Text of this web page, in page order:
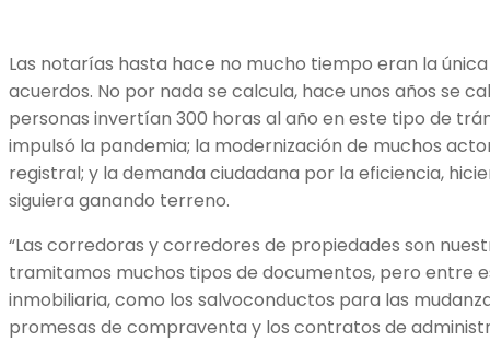
Las notarías hasta hace no mucho tiempo eran la
acuerdos. No por nada se calcula, hace unos años se
personas invertían 300 horas al año en este tipo de
impulsó la pandemia; la modernización de muchos
registral; y la demanda ciudadana por la eficiencia,
siguiera ganando terreno.
“Las corredoras y corredores de propiedades son
tramitamos muchos tipos de documentos, pero entre
inmobiliaria, como los salvoconductos para las
promesas de compraventa y los contratos de